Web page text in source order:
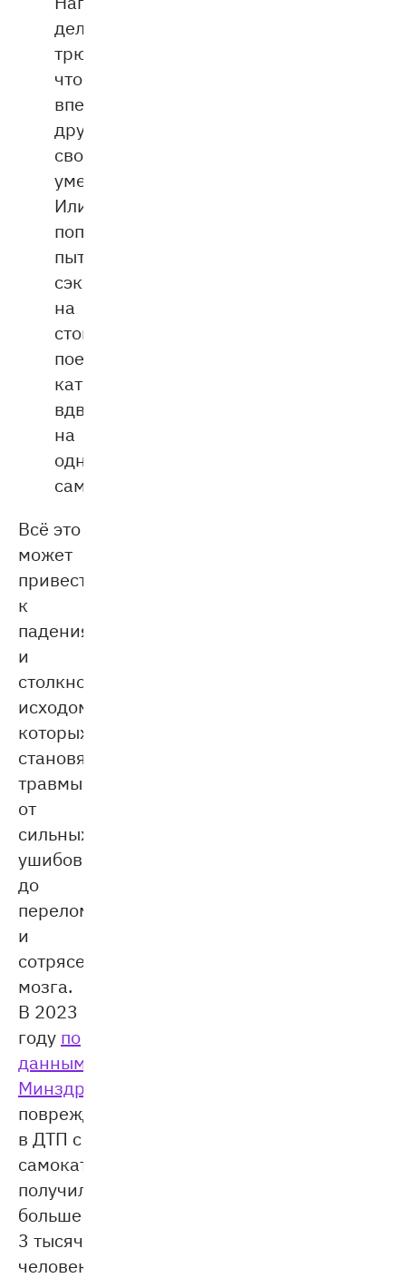
делать
трюки,
чтобы
впечатлить
друзей
своими
умениями.
Или
попросту
пытаются
сэкономить
на
стоимости
поездки,
катаясь
вдвоём
на
одном
самокате.
Всё это
может
привести
к
падениям
и
столкновениям,
исходом
которых
становятся
травмы:
от
сильных
ушибов
до
переломов
и
сотрясения
мозга.
В 2023
году по
данным
Минздрава
повреждения
в ДТП с
самокатами
получили
больше
3 тысяч
человек.